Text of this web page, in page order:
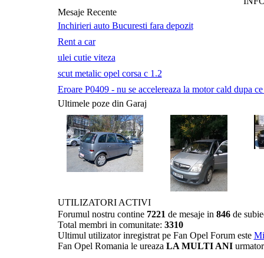
Mesaje Recente
Inchirieri auto Bucuresti fara depozit
Rent a car
ulei cutie viteza
scut metalic opel corsa c 1.2
Eroare P0409 - nu se accelereaza la motor cald dupa
Ultimele poze din Garaj
UTILIZATORI ACTIVI
Forumul nostru contine 7221 de mesaje in 846de
Total membri in comunitate: 3310
Ultimul utilizator inregistrat pe Fan Opel Forum este
Fan Opel Romania le ureaza LA MULTI ANI